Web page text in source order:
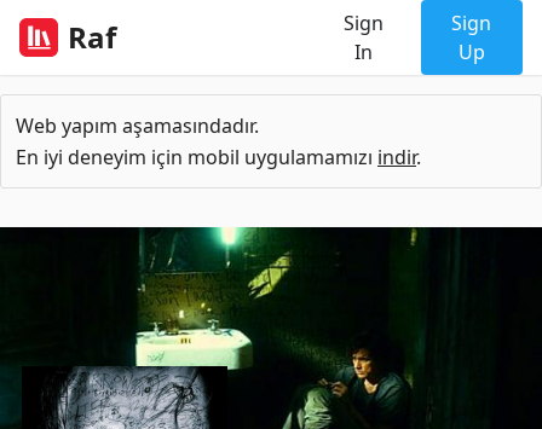
Raf
Sign
In
Sign
Up
Web yapım aşamasındadır.
En iyi deneyim için mobil uygulamamızı indir.